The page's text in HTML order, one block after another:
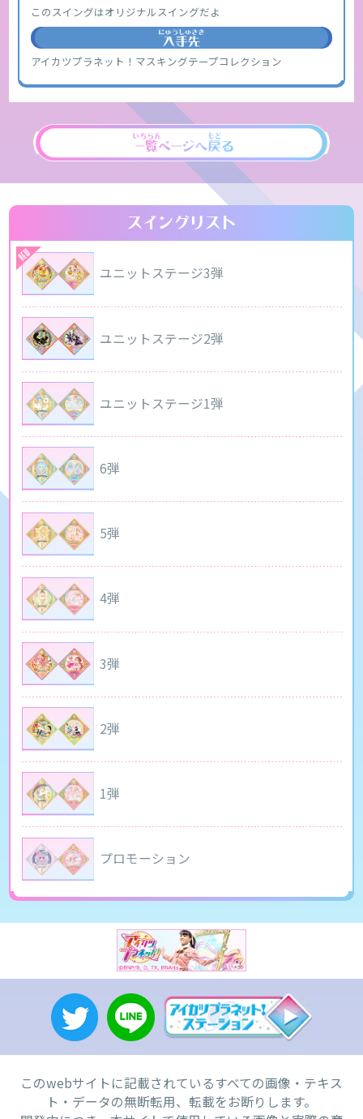
このスイングはオリジナルスイングだよ
アイカツプラネット！マスキングテープコレクション
ユニットステージ3弾
ユニットステージ2弾
ユニットステージ1弾
6弾
5弾
4弾
3弾
2弾
1弾
プロモーション
このwebサイトに記載されているすべての画像・テキス
ト・データの無断転用、転載をお断りします。